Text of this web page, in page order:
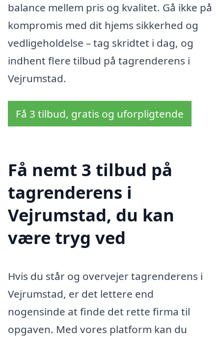
balance mellem pris og kvalitet. Gå ikke på
kompromis med dit hjems sikkerhed og
vedligeholdelse – tag skridtet i dag, og
indhent flere tilbud på tagrenderens i
Vejrumstad.
Få 3 tilbud, gratis og uforpligtende
Få nemt 3 tilbud på
tagrenderens i
Vejrumstad, du kan
være tryg ved
Hvis du står og overvejer tagrenderens i
Vejrumstad, er det lettere end
nogensinde at finde det rette firma til
opgaven. Med vores platform kan du